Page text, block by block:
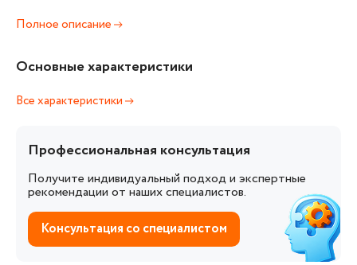
Полное описание
Основные характеристики
Все характеристики
Профессиональная консультация
Получите индивидуальный подход и экспертные
рекомендации от наших специалистов.
Консультация со специалистом